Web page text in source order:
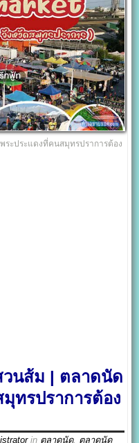
ะประแดงที่คนสมุทรปราการต้อง
วนส้ม | ตลาดนัด
ทรปราการต้อง
in ตลาดนัด, ตลาดนัด